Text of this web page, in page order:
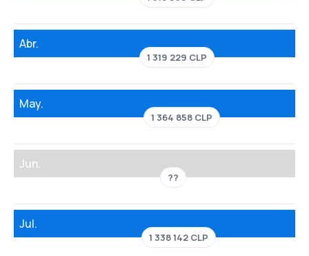
Abr.
1 319 229 CLP
May.
1 364 858 CLP
Jun.
??
Jul.
1 338 142 CLP